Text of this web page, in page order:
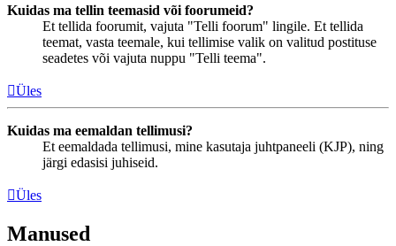
Kuidas ma tellin teemasid või foorumeid?
Et tellida foorumit, vajuta "Telli foorum" lingile. Et tellida
teemat, vasta teemale, kui tellimise valik on valitud postituse
seadetes või vajuta nuppu "Telli teema".
Üles
Kuidas ma eemaldan tellimusi?
Et eemaldada tellimusi, mine kasutaja juhtpaneeli (KJP), ning
järgi edasisi juhiseid.
Üles
Manused